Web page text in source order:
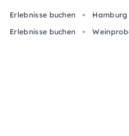
Erlebnisse buchen Hamburg
Erlebnisse buchen